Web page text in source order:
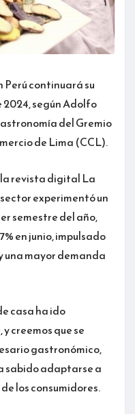
continuará su
según Adolfo
del Gremio
de Lima (CCL).
revista digital La
experimentó un
semestre del año,
en junio, impulsado
una mayor demanda
casa ha ido
creemos que se
gastronómico,
sabido adaptarse a
los consumidores.